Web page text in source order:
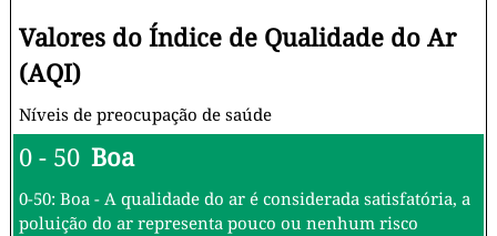
Valores do Índice de Qualidade do Ar
(AQI)
Níveis de preocupação de saúde
0 - 50 Boa
0-50: Boa - A qualidade do ar é considerada satisfatória, a
poluição do ar representa pouco ou nenhum risco